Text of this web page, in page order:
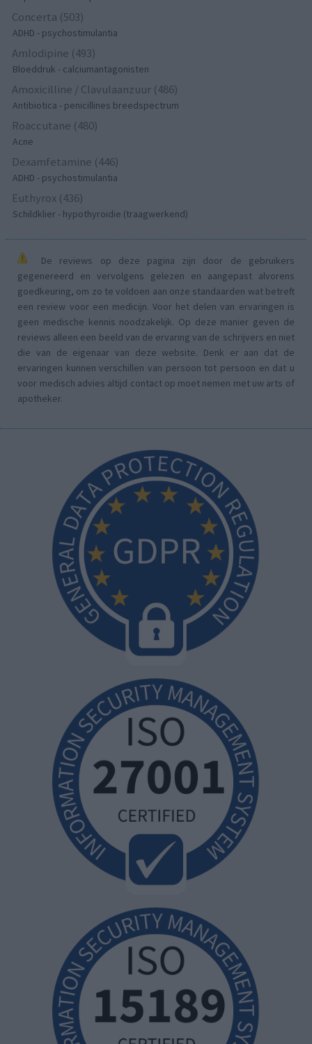
Concerta (503)
ADHD - psychostimulantia
Amlodipine (493)
Bloeddruk - calciumantagonisten
Amoxicilline / Clavulaanzuur (486)
Antibiotica - penicillines breedspectrum
Roaccutane (480)
Acne
Dexamfetamine (446)
ADHD - psychostimulantia
Euthyrox (436)
Schildklier - hypothyroidie (traagwerkend)
De reviews op deze pagina zijn door de gebruikers
gegenereerd en vervolgens gelezen en aangepast alvorens
goedkeuring, om zo te voldoen aan onze standaarden wat betreft
een review voor een medicijn. Voor het delen van ervaringen is
geen medische kennis noodzakelijk. Op deze manier geven de
reviews alleen een beeld van de ervaring van de schrijvers en niet
die van de eigenaar van deze website. Denk er aan dat de
ervaringen kunnen verschillen van persoon tot persoon en dat u
voor medisch advies altijd contact op moet nemen met uw arts of
apotheker.